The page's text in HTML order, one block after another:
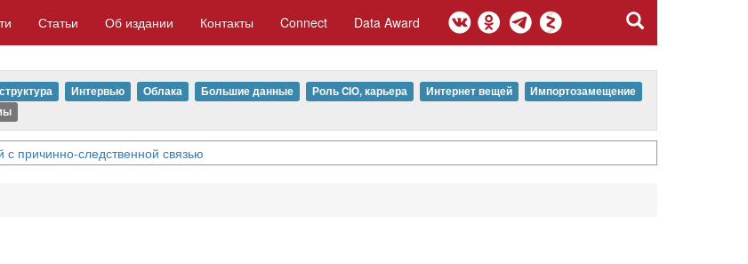
Статьи Об издании Контакты Connect Data Award
Интервью Облака Большие данные Роль CIO, карьера Интернет вещей
Импортозамещение
причинно-следственной связью